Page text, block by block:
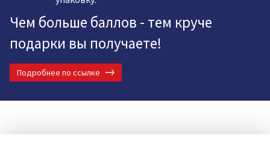
Чем больше баллов - тем круче
подарки вы получаете!
Подробнее по ссылке